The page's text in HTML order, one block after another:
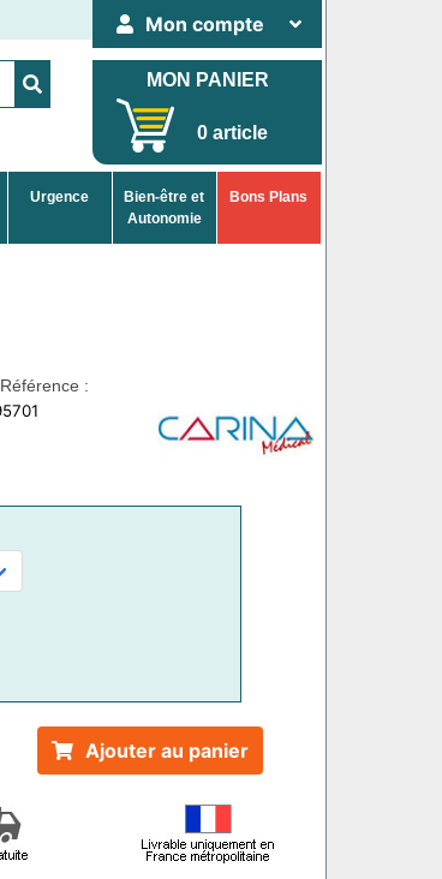
Mon compte
MON PANIER
0 article
Urgence
Bien-être et
Autonomie
Bons Plans
Référence :
Ajouter au panier